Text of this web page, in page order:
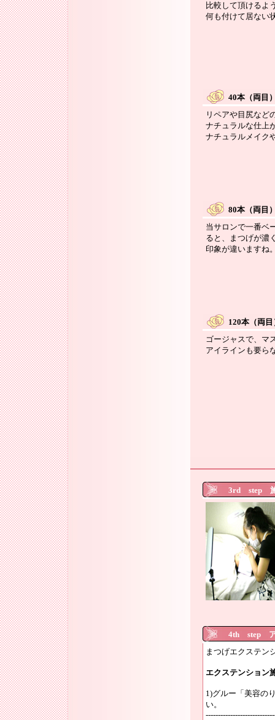
比較して頂けるよ
何も付けて居ない
40本（両目
リペアや目尻など
ナチュラルな仕上
ナチュラルメイク
80本（両目
当サロンで一番ベ
ると、まつげが濃
印象が違いますね
120本（両目
ゴージャスで、マ
アイラインも要ら
3rd step
4th step ア
まつげエクステン
エクステンション
1)グルー「美容の
い。